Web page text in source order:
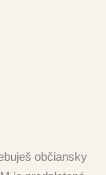
občiansky